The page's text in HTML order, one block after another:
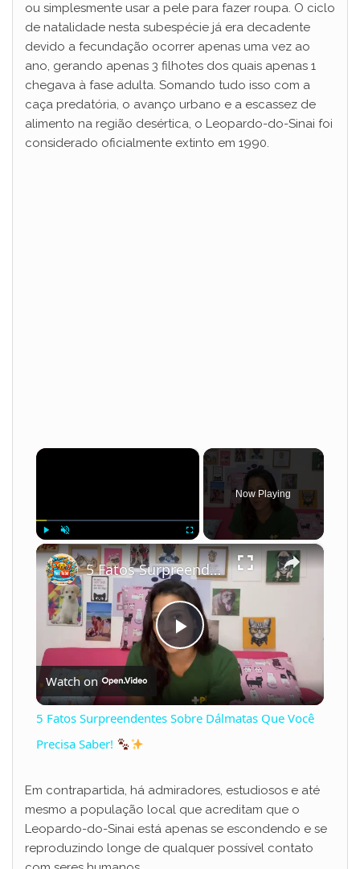
ou simplesmente usar a pele para fazer roupa. O ciclo
de natalidade nesta subespécie já era decadente
devido a fecundação ocorrer apenas uma vez ao
ano, gerando apenas 3 filhotes dos quais apenas 1
chegava à fase adulta. Somando tudo isso com a
caça predatória, o avanço urbano e a escassez de
alimento na região desértica, o Leopardo-do-Sinai foi
considerado oficialmente extinto em 1990.
×
Play Unmute Fullscreen
Now Playing
×
P
l
y
V
5 Fatos Surpreendentes Sobre Dálmatas Que Você Precisa Saber!
Watch on
5 Fatos Surpreendentes Sobre Dálmatas Que Você
Precisa Saber!
Em contrapartida, há admiradores, estudiosos e até
mesmo a população local que acreditam que o
Leopardo-do-Sinai está apenas se escondendo e se
reproduzindo longe de qualquer possível contato